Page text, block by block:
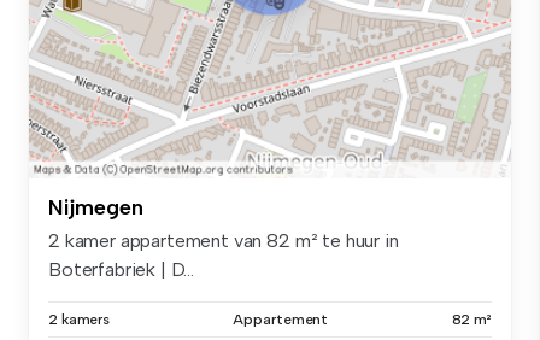
Nijmegen
2 kamer appartement van 82 m² te huur in
Boterfabriek | D...
2 kamers Appartement 82 m²